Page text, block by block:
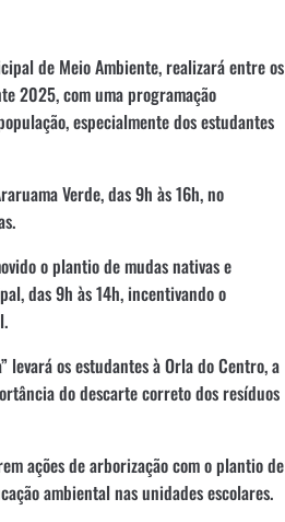
de Meio Ambiente, realizará entre os
2025, com uma programação
especialmente dos estudantes
Verde, das 9h às 16h, no
o plantio de mudas nativas e
das 9h às 14h, incentivando o
levará os estudantes à Orla do Centro, a
do descarte correto dos resíduos
ações de arborização com o plantio de
ambiental nas unidades escolares.